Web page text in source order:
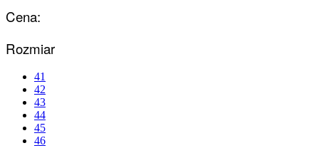
Cena:
Rozmiar
41
42
43
44
45
46